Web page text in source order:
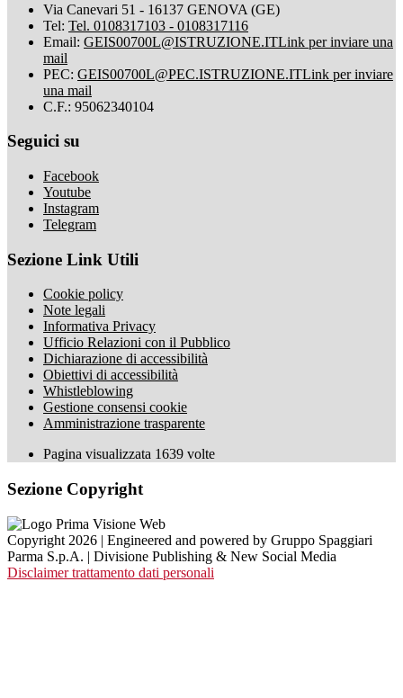
Via Canevari 51 - 16137 GENOVA (GE)
Tel: Tel. 0108317103 - 0108317116
Email: GEIS00700L@ISTRUZIONE.ITLink per inviare una
mail
PEC: GEIS00700L@PEC.ISTRUZIONE.ITLink per inviare
una mail
C.F.: 95062340104
Seguici su
Facebook
Youtube
Instagram
Telegram
Sezione Link Utili
Cookie policy
Note legali
Informativa Privacy
Ufficio Relazioni con il Pubblico
Dichiarazione di accessibilità
Obiettivi di accessibilità
Whistleblowing
Gestione consensi cookie
Amministrazione trasparente
Pagina visualizzata 1639 volte
Sezione Copyright
Copyright 2026 | Engineered and powered by Gruppo Spaggiari
Parma S.p.A. | Divisione Publishing & New Social Media
Disclaimer trattamento dati personali